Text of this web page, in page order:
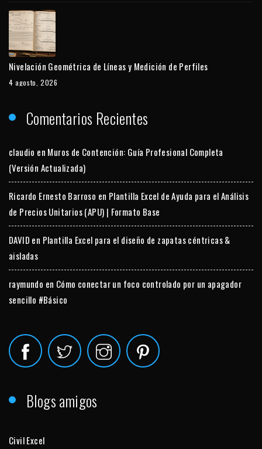
Nivelación Geométrica de Líneas y Medición de Perfiles
4 agosto, 2026
Comentarios Recientes
claudio en Muros de Contención: Guía Profesional Completa
(Versión Actualizada)
Ricardo Ernesto Barroso en Plantilla Excel de Ayuda para el Análisis
de Precios Unitarios (APU) | Formato Base
DAVID en Plantilla Excel para el diseño de zapatas céntricas &
aisladas
raymundo en Cómo conectar un foco controlado por un apagador
sencillo #Básico
Blogs amigos
Civil Excel